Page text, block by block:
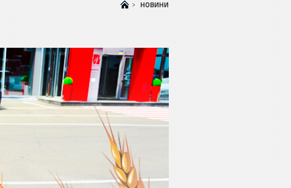
> НОВИНИ